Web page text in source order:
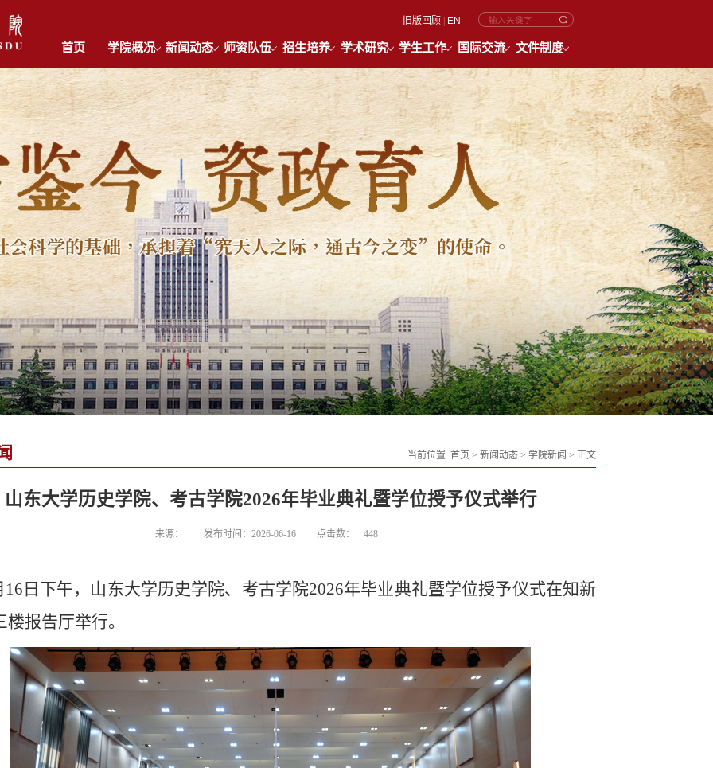
旧版回顾 | EN
首页 学院概况 新闻动态 师资队伍 招生培养 学术研究 学生工作 国际交流 文件制度
当前位置: 首页 > 新闻动态 > 学院新闻 > 正文
山东大学历史学院、考古学院2026年毕业典礼暨学位授予仪式举行
来源： 发布时间：2026-06-16 点击数： 448
16 日 下午，山东大学历史学院、考古学院2026年毕业典礼暨学位授予仪式在知新
楼报告厅举行。